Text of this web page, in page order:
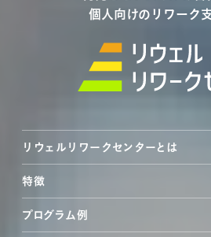
法人向け 復職支援
お問い合わせ TOP
個人の方
個人向けのリワーク
リウェルリワークセンターとは
特徴
プログラム例